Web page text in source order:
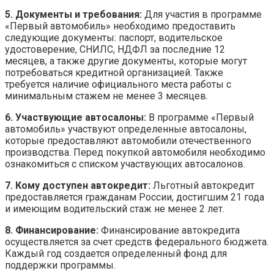
5. Документы и требования: Для участия в программе
«Первый автомобиль» необходимо предоставить
следующие документы: паспорт, водительское
удостоверение, СНИЛС, НДФЛ за последние 12
месяцев, а также другие документы, которые могут
потребоваться кредитной организацией. Также
требуется наличие официального места работы с
минимальным стажем не менее 3 месяцев.
6. Участвующие автосалоны: В программе «Первый
автомобиль» участвуют определенные автосалоны,
которые предоставляют автомобили отечественного
производства. Перед покупкой автомобиля необходимо
ознакомиться с списком участвующих автосалонов.
7. Кому доступен автокредит: Льготный автокредит
предоставляется гражданам России, достигшим 21 года
и имеющим водительский стаж не менее 2 лет.
8. Финансирование: Финансирование автокредита
осуществляется за счет средств федерального бюджета.
Каждый год создается определенный фонд для
поддержки программы.